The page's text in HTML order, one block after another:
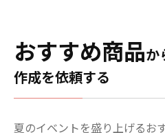
がありません。販売に必要
な資材も取り揃えておりま
すので、お客様にはデザイ
ンをご入稿いただくだけで
オリジナル商品として販売
す。大ロットでの製作も承
ままMagSafeアクセサリー
の使用や、Qiワイヤレス充
電が可能です。 ケースのフ
り、大切なスマートフォン
おすすめ商品か
作成を依頼する
夏のイベントを盛り上げるお